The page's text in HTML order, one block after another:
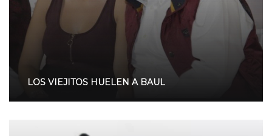
LOS VIEJITOS HUELEN A BAUL